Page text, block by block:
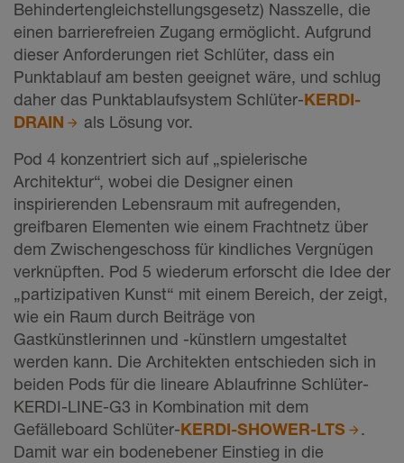
Behindertengleichstellungsgesetz) Nasszelle, die
einen barrierefreien Zugang ermöglicht. Aufgrund
dieser Anforderungen riet Schlüter, dass ein
Punktablauf am besten geeignet wäre, und schlug
daher das Punktablaufsystem Schlüter-KERDI-
DRAIN
als Lösung vor.
Pod 4 konzentriert sich auf „spielerische
Architektur“, wobei die Designer einen
inspirierenden Lebensraum mit aufregenden,
greifbaren Elementen wie einem Frachtnetz über
dem Zwischengeschoss für kindliches Vergnügen
verknüpften. Pod 5 wiederum erforscht die Idee der
„partizipativen Kunst“ mit einem Bereich, der zeigt,
wie ein Raum durch Beiträge von
Gastkünstlerinnen und -künstlern umgestaltet
werden kann. Die Architekten entschieden sich in
beiden Pods für die lineare Ablaufrinne Schlüter-
KERDI-LINE-G3 in Kombination mit dem
Gefälleboard Schlüter-KERDI-SHOWER-LTS
.
Damit war ein bodenebener Einstieg in die